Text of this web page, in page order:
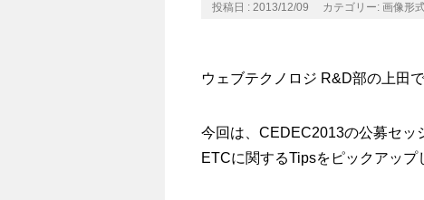
投稿日 : 2013/12/09 カテゴリー: 画像形
ウェブテクノロジ R&D部の上田で
今回は、CEDEC2013の公募セッ
ETCに関するTipsをピックアップ